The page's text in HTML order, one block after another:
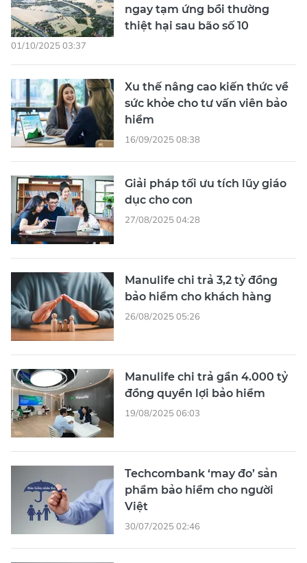
ngay tạm ứng bồi thường
thiệt hại sau bão số 10
01/10/2025 03:37
Xu thế nâng cao kiến thức về
sức khỏe cho tư vấn viên bảo
hiểm
16/09/2025 08:38
Giải pháp tối ưu tích lũy giáo
dục cho con
27/08/2025 04:28
Manulife chi trả 3,2 tỷ đồng
bảo hiểm cho khách hàng
26/08/2025 05:26
Manulife chi trả gần 4.000 tỷ
đồng quyền lợi bảo hiểm
19/08/2025 06:03
Techcombank ‘may đo’ sản
phẩm bảo hiểm cho người
Việt
30/07/2025 02:46